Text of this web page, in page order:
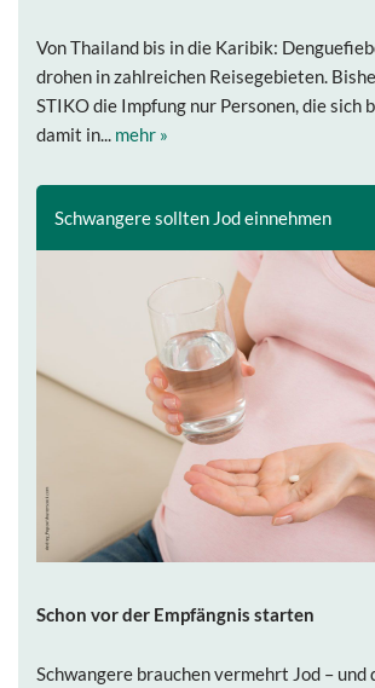
Von Thailand bis in die Karibik:
drohen in zahlreichen Reisegebieten.
STIKO die Impfung nur Personen, die sich
damit in... mehr »
Schwangere sollten Jod einnehmen
Schon vor der Empfängnis starten
Schwangere brauchen vermehrt Jod – und